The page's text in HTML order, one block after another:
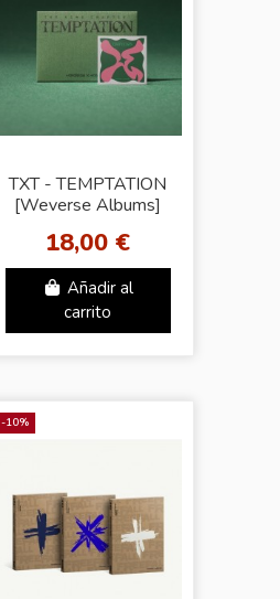
TXT - TEMPTATION
[Weverse Albums]
18,00 €
Añadir al
carrito
-10%